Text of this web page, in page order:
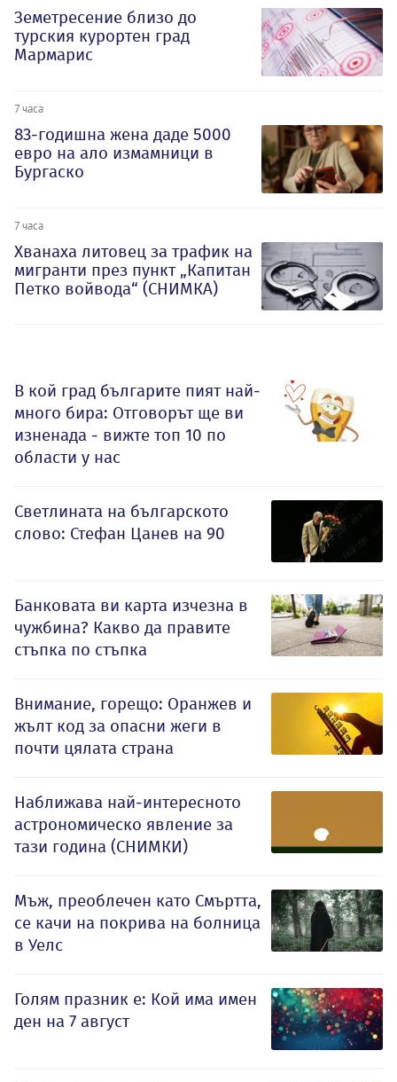
Земетресение близо до
турския курортен град
Мармарис
7 часа
83-годишна жена даде 5000
евро на ало измамници в
Бургаско
7 часа
Хванаха литовец за трафик на
мигранти през пункт „Капитан
Петко войвода“ (СНИМКА)
В кой град българите пият най-
много бира: Отговорът ще ви
изненада - вижте топ 10 по
области у нас
Светлината на българското
слово: Стефан Цанев на 90
Банковата ви карта изчезна в
чужбина? Какво да правите
стъпка по стъпка
Внимание, горещо: Оранжев и
жълт код за опасни жеги в
почти цялата страна
Наближава най-интересното
астрономическо явление за
тази година (СНИМКИ)
Мъж, преоблечен като Смъртта,
се качи на покрива на болница
в Уелс
Голям празник е: Кой има имен
ден на 7 август